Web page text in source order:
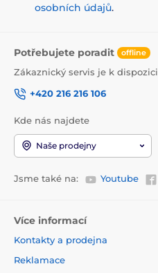
osobních údajů.
Potřebujete poradit offline
Zákaznický servis je k dispozici
+420 216 216 106
Kde nás najdete
Naše prodejny
Jsme také na: Youtube
Více informací
Kontakty a prodejna
Reklamace